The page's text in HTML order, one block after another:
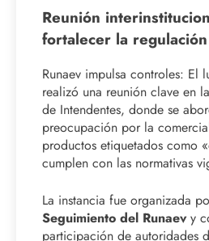
Reunión
fortalecer la
Runaev impulsa controles: El
realizó una reunión clave en
de Intendentes, donde se
preocupación por la
productos etiquetados como
cumplen con las normativas
La instancia fue organizada
Seguimiento del Runaevy
participación de autoridades